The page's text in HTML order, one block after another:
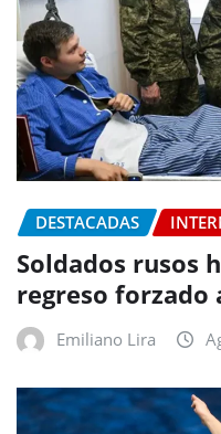
DESTACADAS
Soldados rusos
regreso forzado
Emiliano Lira